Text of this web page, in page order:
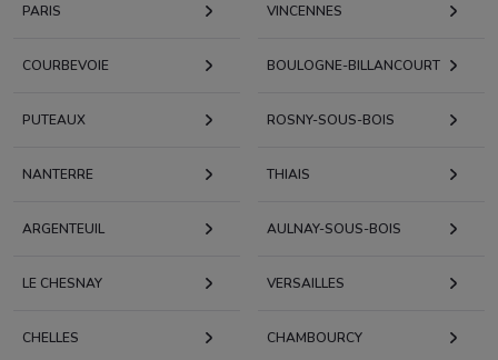
PARIS VINCENNES
COURBEVOIE BOULOGNE-BILLANCOURT
PUTEAUX ROSNY-SOUS-BOIS
NANTERRE THIAIS
ARGENTEUIL AULNAY-SOUS-BOIS
LE CHESNAY VERSAILLES
CHELLES CHAMBOURCY